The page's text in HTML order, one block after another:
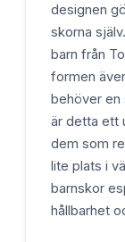
designen
skorna
barn från
formen
behöver en
är detta ett
dem som
lite plats i
barnskor
hållbarhet